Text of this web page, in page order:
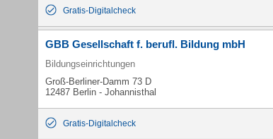
Gratis-Digitalcheck
GBB Gesellschaft f. berufl. Bildung mbH
Bildungseinrichtungen
Groß-Berliner-Damm 73 D
12487 Berlin - Johannisthal
Gratis-Digitalcheck